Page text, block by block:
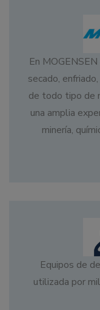
En
secado,
de todo tipo de
una amplia
minería,
Equipos de
utilizada por